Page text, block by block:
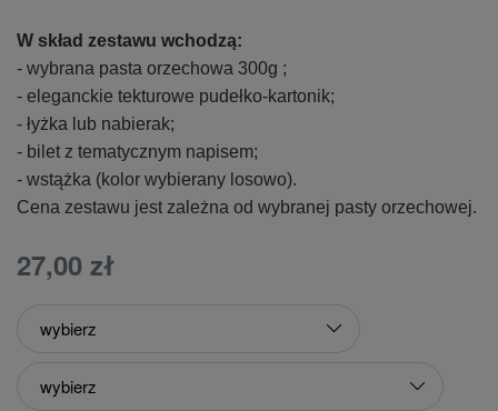
W skład zestawu wchodzą:
- wybrana pasta orzechowa 300g ;
- eleganckie tekturowe pudełko-kartonik;
- łyżka lub nabierak;
- bilet z tematycznym napisem;
- wstążka (kolor wybierany losowo).
Cena zestawu jest zależna od wybranej pasty orzechowej.
27,00 zł